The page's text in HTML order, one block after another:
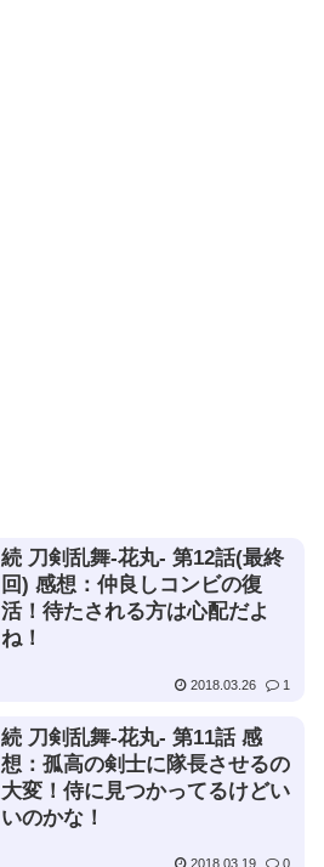
続 刀剣乱舞-花丸- 第12話(最終
回) 感想：仲良しコンビの復
活！待たされる方は心配だよ
ね！
2018.03.26 1
続 刀剣乱舞-花丸- 第11話 感
想：孤高の剣士に隊長させるの
大変！侍に見つかってるけどい
いのかな！
2018.03.19 0